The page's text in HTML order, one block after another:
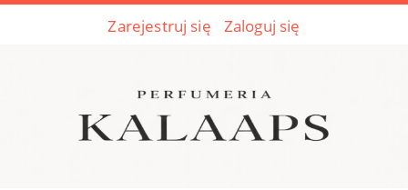
Zarejestruj się Zaloguj się